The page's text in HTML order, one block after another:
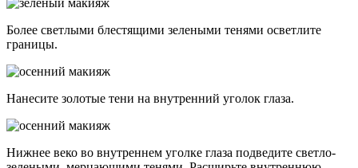
Более светлыми блестящими зелеными тенями осветлите
границы.
Нанесите золотые тени на внутренний уголок глаза.
Нижнее веко во внутреннем уголке глаза подведите светло-